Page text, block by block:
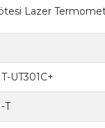
Lazer
UT301C+
T